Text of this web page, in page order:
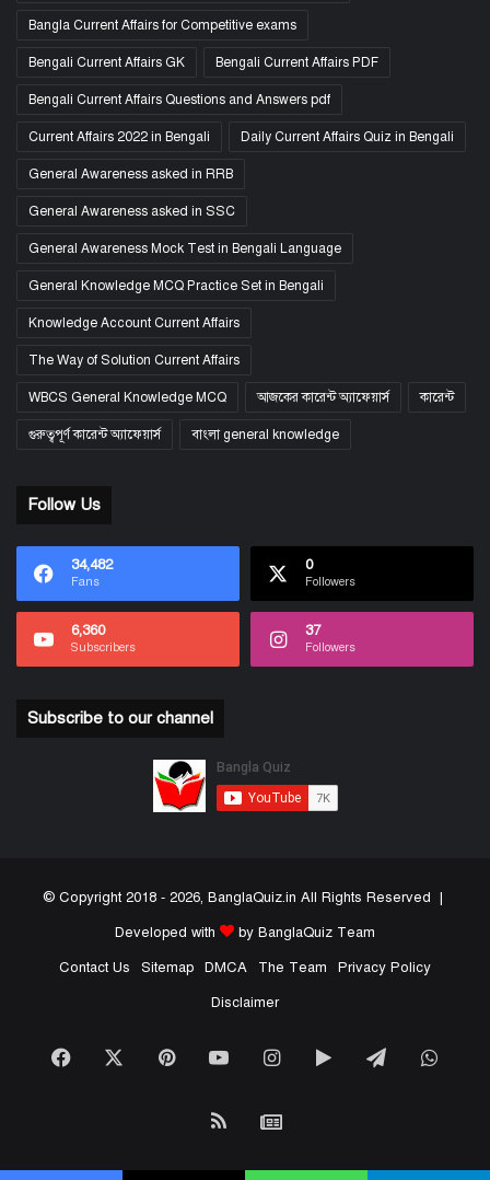
Bangla Current Affairs for Competitive exams
Bengali Current Affairs GK Bengali Current Affairs PDF
Bengali Current Affairs Questions and Answers pdf
Current Affairs 2022 in Bengali Daily Current Affairs Quiz in Bengali
General Awareness asked in RRB
General Awareness asked in SSC
General Awareness Mock Test in Bengali Language
General Knowledge MCQ Practice Set in Bengali
Knowledge Account Current Affairs
The Way of Solution Current Affairs
WBCS General Knowledge MCQ আজকের কারেন্ট অ্যাফেয়ার্স কারেন্ট
গুরুত্বপূর্ণ কারেন্ট অ্যাফেয়ার্স বাংলা general knowledge
Follow Us
34,482
Fans
0
Followers
6,360
Subscribers
37
Followers
Subscribe to our channel
© Copyright 2018 - 2026, BanglaQuiz.in All Rights Reserved |
Developed with
by BanglaQuiz Team
Contact Us
Sitemap DMCA The Team
Privacy Policy
Disclaimer
Facebook PinterestYouTubeInstagram
GoogleTelegram
RSS Google
News